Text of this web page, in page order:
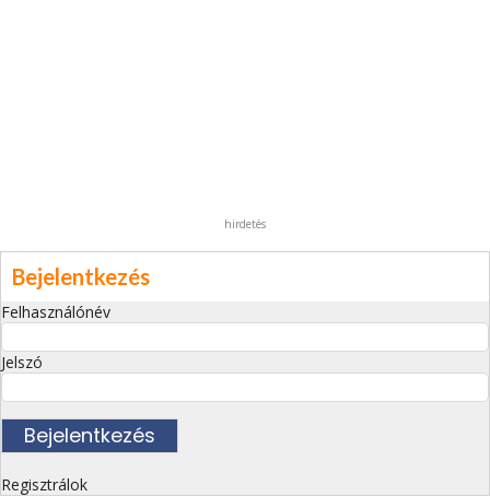
hirdetés
Bejelentkezés
Felhasználónév
Jelszó
Regisztrálok